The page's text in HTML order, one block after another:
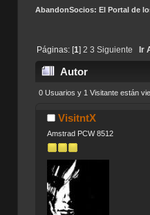
AbandonSocios: El Portal de
Páginas: [1] 2 3 Siguiente Ir
Autor
0 Usuarios y 1 Visitante están
VisitntX
Amstrad PCW 8512